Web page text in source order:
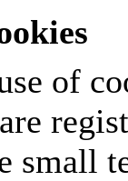
of
small